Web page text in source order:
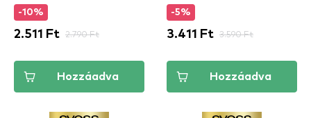
-10%
2.511 Ft 2.790 Ft
Hozzáadva
-5%
3.411 Ft 3.590 Ft
Hozzáadva